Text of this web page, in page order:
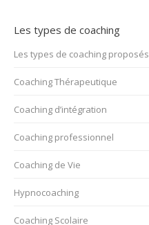
Les types de coaching
Les types de coaching proposés
Coaching Thérapeutique
Coaching d’intégration
Coaching professionnel
Coaching de Vie
Hypnocoaching
Coaching Scolaire